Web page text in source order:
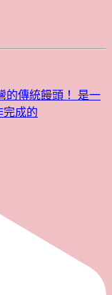
的傳統饅頭！ 是一
完成的